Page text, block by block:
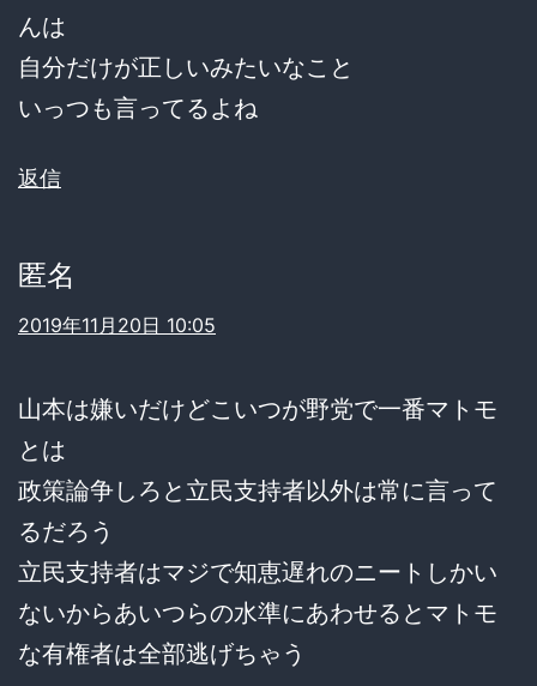
んは
自分だけが正しいみたいなこと
いっつも言ってるよね
返信
匿名
2019年11月20日 10:05
山本は嫌いだけどこいつが野党で一番マトモ
とは
政策論争しろと立民支持者以外は常に言って
るだろう
立民支持者はマジで知恵遅れのニートしかい
ないからあいつらの水準にあわせるとマトモ
な有権者は全部逃げちゃう